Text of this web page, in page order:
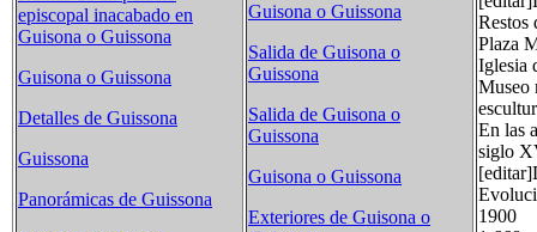
episcopal inacabado en
Guisona o Guissona
Guisona o Guissona
Detalles de Guissona
Guissona
Panorámicas de Guissona
Guisona o Guissona
Salida de Guisona o
Guissona
Salida de Guisona o
Guissona
Guisona o Guissona
Exteriores de Guisona o
Restos
Plaza
Iglesia
Museo
En las
siglo